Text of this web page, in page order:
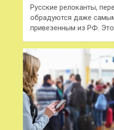
Русские релоканты,
обрадуются даже
привезенным из РФ. Это